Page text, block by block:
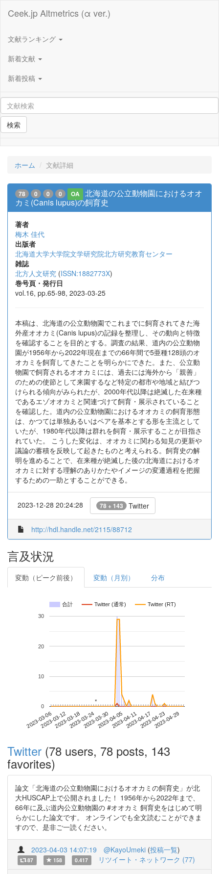
Ceek.jp Altmetrics (α ver.)
文献ランキング
新着文献
新着投稿
検索
ホーム 文献詳細
78 0 0 0 OA
北海道の公立動物園におけるオオ
カミ(Canis lupus)の飼育史
著者
梅木 佳代
出版者
北海道大学大学院文学研究院北方研究教育センター
雑誌
北方人文研究 (ISSN:1882773X)
巻号頁・発行日
vol.16, pp.65-98, 2023-03-25
本稿は、北海道の公立動物園でこれまでに飼育されてきた海
外産オオカミ(Canis lupus)の記録を整理し、その動向と特徴
を確認することを目的とする。調査の結果、道内の公立動物
園が1956年から2022年現在までの66年間で5亜種128頭のオ
オカミを飼育してきたことを明らかにできた。また、公立動
物園で飼育されるオオカミには、過去には海外から「親善」
のための使節として来園するなど特定の都市や地域と結びつ
けられる傾向がみられたが、2000年代以降は絶滅した在来種
であるエゾオオカミと関連づけて飼育・展示されていること
を確認した。道内の公立動物園におけるオオカミの飼育形態
は、かつては単独あるいはペアを基本とする形を主流として
いたが、1980年代以降は群れを飼育・展示することが目指さ
れていた。 こうした変化は、オオカミに関わる知見の更新や
議論の蓄積を反映して起きたものと考えられる。飼育史の解
明を進めることで、在来種が絶滅した後の北海道におけるオ
オカミに対する理解のありかたやイメージの変遷過程を把握
するための一助とすることができる。
2023-12-28 20:24:28 78 + 143 Twitter
http://hdl.handle.net/2115/88712
言及状況
変動（ピーク前後） 変動（月別） 分布
合計 Twitter (通常) Twitter (RT)
2023-03-062023-03-122023-03-182023-03-242023-03-302023-04-052023-04-112023-04-172023-04-232023-04-29
0
10
20
30
**
Twitter (78 users, 78 posts, 143
favorites)
論文「北海道の公立動物園におけるオオカミの飼育史」が北
大HUSCAP上で公開されました！ 1956年から2022年まで、
66年に及ぶ道内公立動物園の #オオカミ 飼育史をはじめて明
らかにした論文です。 オンラインでも全文読むことができま
すので、是非ご一読ください。
2023-04-03 14:07:19 @KayoUmeki (投稿一覧)
87 158 0.417 リツイート・ネットワーク (77)